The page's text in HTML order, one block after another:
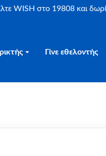
WISH στο 19808 και
Γίνε εθελοντής
Μαύρο